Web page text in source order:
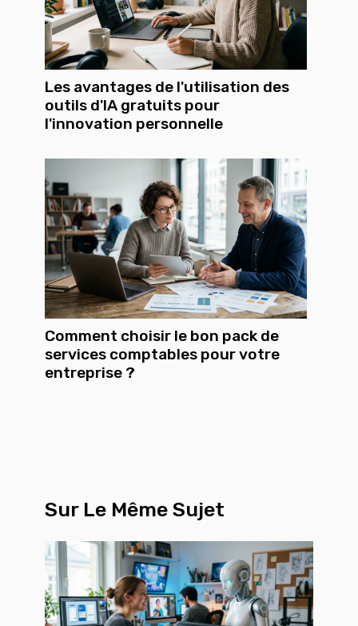
Les avantages de l'utilisation des
outils d'IA gratuits pour
l'innovation personnelle
Comment choisir le bon pack de
services comptables pour votre
entreprise ?
Sur Le Même Sujet